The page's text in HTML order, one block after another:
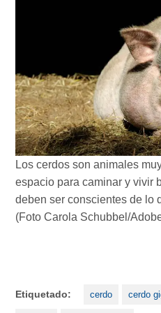
Los cerdos son animales
espacio para caminar y vivir
deben ser conscientes de lo
(Foto Carola Schubbel/
Etiquetado: cerdo cerdo